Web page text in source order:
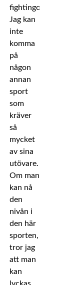
fightingorganisation.
Jag kan
inte
komma
på
någon
annan
sport
som
kräver
så
mycket
av sina
utövare.
Om man
kan nå
den
nivån i
den här
sporten,
tror jag
att man
kan